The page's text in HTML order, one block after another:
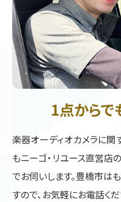
1点からで
楽器オーディオカメラに
もニーゴ・リユース直営店
でお伺いします。豊橋市は
すので、お気軽にお電話くだ